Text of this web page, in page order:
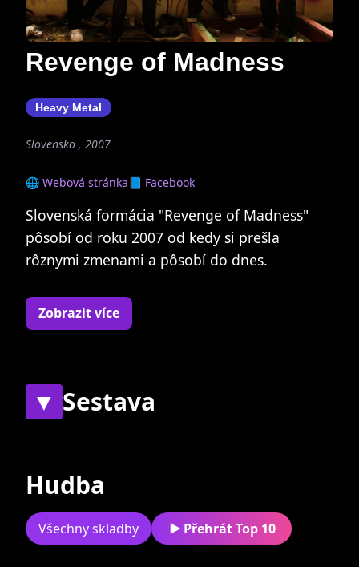
Revenge of Madness
Heavy Metal
Slovensko , 2007
🌐 Webová stránka📘 Facebook
Slovenská formácia "Revenge of Madness"
pôsobí od roku 2007 od kedy si prešla
rôznymi zmenami a pôsobí do dnes.
Kapela ma za sebou už pár live vystupení za
sebou, na konte ma 1 Demo a momentálne
Zobrazit více
▼ Sestava
Hudba
Všechny skladby Přehrát Top 10